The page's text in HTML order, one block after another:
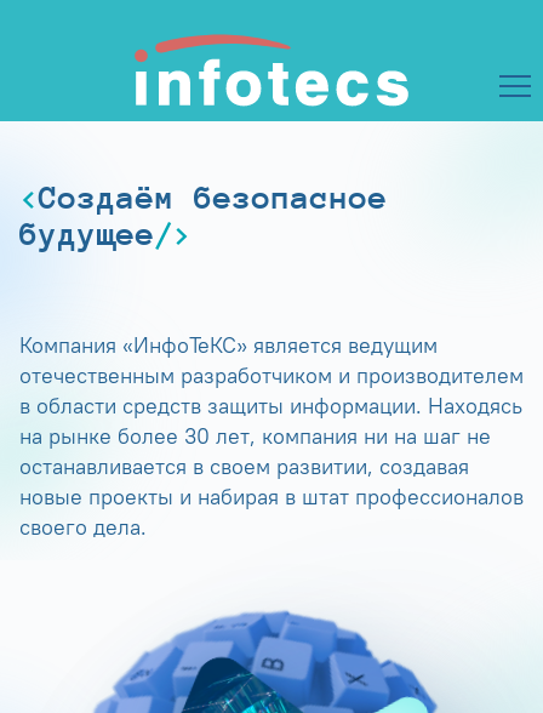
Создаём безопасное
будущее
Компания «ИнфоТеКС» является ведущим
отечественным разработчиком и производителем
в области средств защиты информации. Находясь
на рынке более 30 лет, компания ни на шаг не
останавливается в своем развитии, создавая
новые проекты и набирая в штат профессионалов
своего дела.